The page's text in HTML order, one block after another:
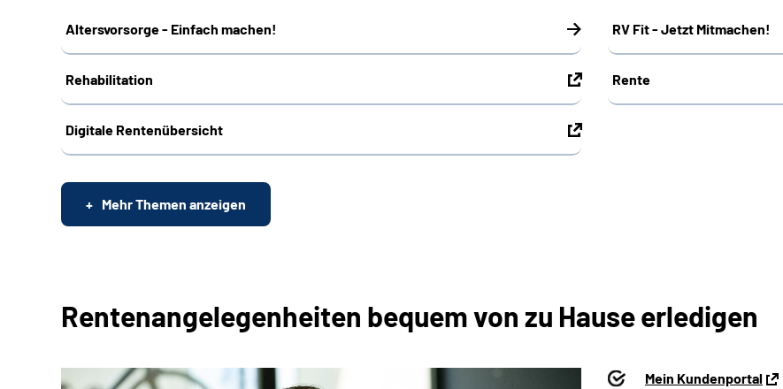
Altersvorsorge - Einfach machen! RV Fit - Jetzt Mitmachen!
Rehabilitation Rente
Digitale Rentenübersicht
Mehr Themen anzeigen
Rentenangelegenheiten bequem von zu Hause erledigen
Mein Kundenportal